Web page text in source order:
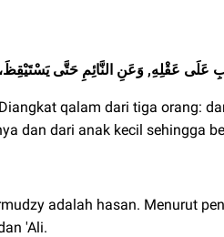
عَلَى عَقْلِهِ, وَعَنِ النَّائِمِ حَتَّى
qalam dari tiga orang:
dan dari anak kecil sehingga
adalah hasan. Menurut
'Ali.